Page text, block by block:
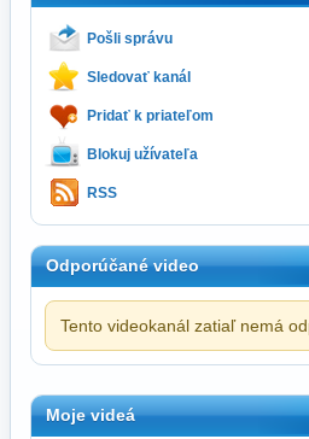
Pošli správu
Sledovať kanál
Pridať k priateľom
Blokuj užívateľa
RSS
Odporúčané video
Tento videokanál zatiaľ nemá
Moje videá